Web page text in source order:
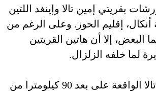
بقريتي إمين تالا وإينغد اللتين
إقليم الحوز. وعلى الرغم من
البعض، إلا أن هاتين القريتين
لما خلفه الزلزال.
كانت قرية إمين تالا الواقعة على بعد 90 كيلومترا من